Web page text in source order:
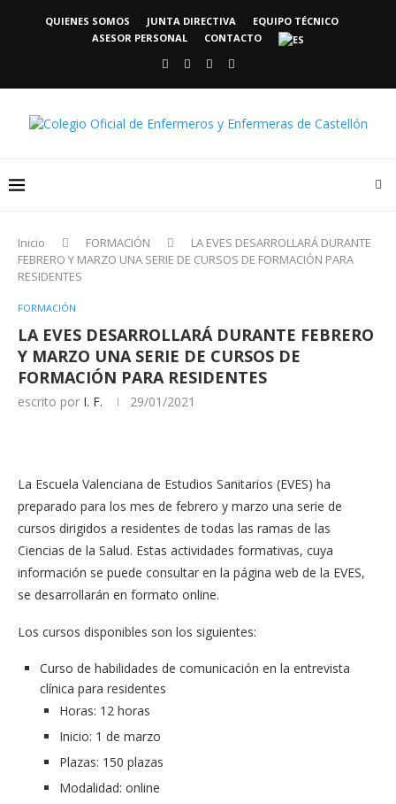
QUIENES SOMOS JUNTA DIRECTIVA
EQUIPO TÉCNICO
ASESOR PERSONAL
CONTACTO
Inicio FORMACIÓN
LA EVES DESARROLLARÁ DURANTE
FEBRERO Y MARZO UNA SERIE DE CURSOS DE FORMACIÓN PARA
RESIDENTES
FORMACIÓN
LA EVES DESARROLLARÁ DURANTE FEBRERO
Y MARZO UNA SERIE DE CURSOS DE
FORMACIÓN PARA RESIDENTES
escrito por I. F. 29/01/2021
La Escuela Valenciana de Estudios Sanitarios (EVES) ha
preparado para los mes de febrero y marzo una serie de
cursos dirigidos a residentes de todas las ramas de las
Ciencias de la Salud. Estas actividades formativas, cuya
información se puede consultar en la página web de la EVES,
se desarrollarán en formato online.
Los cursos disponibles son los siguientes:
Curso de habilidades de comunicación en la entrevista
clínica para residentes
Horas: 12 horas
Inicio: 1 de marzo
Plazas: 150 plazas
Modalidad: online